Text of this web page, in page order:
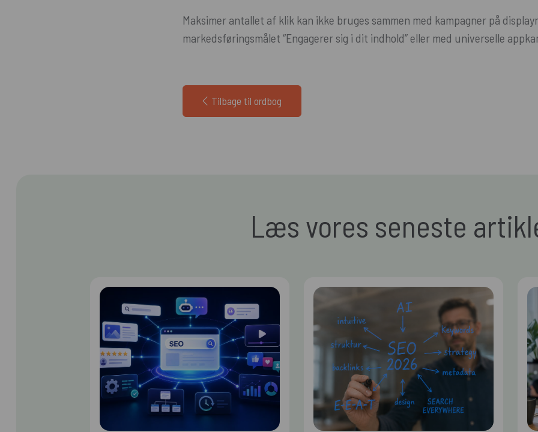
Maksimer antallet af klik kan ikke bruges sammen med kampagner på
markedsføringsmålet “Engagerer sig i dit indhold” eller med universelle
Tilbage til ordbog
Læs vores seneste